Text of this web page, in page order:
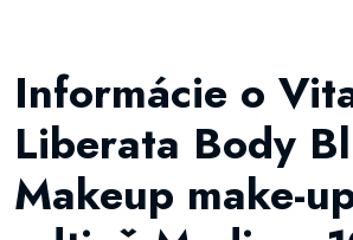
Informácie o
Liberata Body
Makeup make-